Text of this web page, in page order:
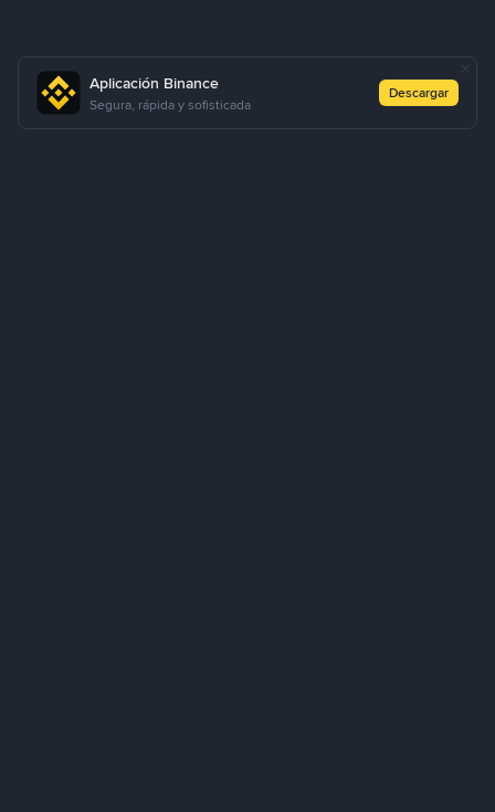
Aplicación Binance
Segura, rápida y sofisticada
Descargar